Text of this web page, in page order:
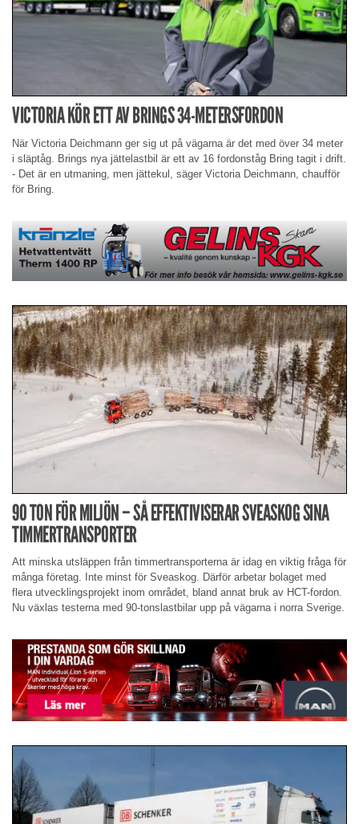
VICTORIA KÖR ETT AV BRINGS 34-METERSFORDON
När Victoria Deichmann ger sig ut på vägarna är det med över 34 meter
i släptåg. Brings nya jättelastbil är ett av 16 fordonståg Bring tagit i drift.
- Det är en utmaning, men jättekul, säger Victoria Deichmann, chaufför
för Bring.
90 TON FÖR MILJÖN – SÅ EFFEKTIVISERAR SVEASKOG SINA
TIMMERTRANSPORTER
Att minska utsläppen från timmertransporterna är idag en viktig fråga för
många företag. Inte minst för Sveaskog. Därför arbetar bolaget med
flera utvecklingsprojekt inom området, bland annat bruk av HCT-fordon.
Nu växlas testerna med 90-tonslastbilar upp på vägarna i norra Sverige.